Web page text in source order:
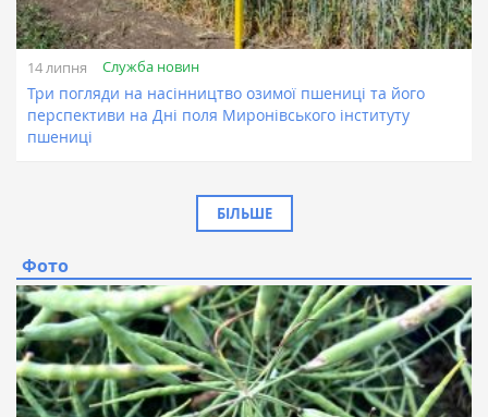
14 липня Служба новин
Три погляди на насінництво озимої пшениці та його
перспективи на Дні поля Миронівського інституту
пшениці
БІЛЬШЕ
Фото